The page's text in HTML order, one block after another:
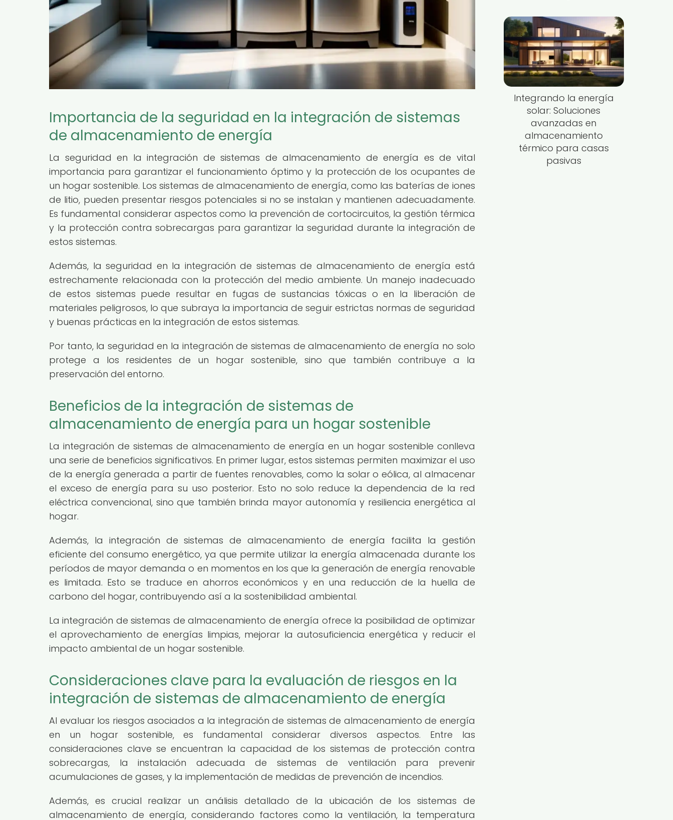
Importancia de la seguridad en la integración de sistemas
de almacenamiento de energía
La seguridad en la integración de sistemas de almacenamiento de energía es de vital
importancia para garantizar el funcionamiento óptimo y la protección de los ocupantes de
un hogar sostenible. Los sistemas de almacenamiento de energía, como las baterías de iones
de litio, pueden presentar riesgos potenciales si no se instalan y mantienen adecuadamente.
Es fundamental considerar aspectos como la prevención de cortocircuitos, la gestión térmica
y la protección contra sobrecargas para garantizar la seguridad durante la integración de
estos sistemas.
Además, la seguridad en la integración de sistemas de almacenamiento de energía está
estrechamente relacionada con la protección del medio ambiente. Un manejo inadecuado
de estos sistemas puede resultar en fugas de sustancias tóxicas o en la liberación de
materiales peligrosos, lo que subraya la importancia de seguir estrictas normas de seguridad
y buenas prácticas en la integración de estos sistemas.
Por tanto, la seguridad en la integración de sistemas de almacenamiento de energía no solo
protege a los residentes de un hogar sostenible, sino que también contribuye a la
preservación del entorno.
Beneficios de la integración de sistemas de
almacenamiento de energía para un hogar sostenible
La integración de sistemas de almacenamiento de energía en un hogar sostenible conlleva
una serie de beneficios significativos. En primer lugar, estos sistemas permiten maximizar el uso
de la energía generada a partir de fuentes renovables, como la solar o eólica, al almacenar
el exceso de energía para su uso posterior. Esto no solo reduce la dependencia de la red
eléctrica convencional, sino que también brinda mayor autonomía y resiliencia energética al
hogar.
Además, la integración de sistemas de almacenamiento de energía facilita la gestión
eficiente del consumo energético, ya que permite utilizar la energía almacenada durante los
períodos de mayor demanda o en momentos en los que la generación de energía renovable
es limitada. Esto se traduce en ahorros económicos y en una reducción de la huella de
carbono del hogar, contribuyendo así a la sostenibilidad ambiental.
La integración de sistemas de almacenamiento de energía ofrece la posibilidad de optimizar
el aprovechamiento de energías limpias, mejorar la autosuficiencia energética y reducir el
impacto ambiental de un hogar sostenible.
Consideraciones clave para la evaluación de riesgos en la
integración de sistemas de almacenamiento de energía
Al evaluar los riesgos asociados a la integración de sistemas de almacenamiento de energía
en un hogar sostenible, es fundamental considerar diversos aspectos. Entre las
consideraciones clave se encuentran la capacidad de los sistemas de protección contra
sobrecargas, la instalación adecuada de sistemas de ventilación para prevenir
acumulaciones de gases, y la implementación de medidas de prevención de incendios.
Además, es crucial realizar un análisis detallado de la ubicación de los sistemas de
almacenamiento de energía, considerando factores como la ventilación, la temperatura
Integrando la energía
solar: Soluciones
avanzadas en
almacenamiento
térmico para casas
pasivas